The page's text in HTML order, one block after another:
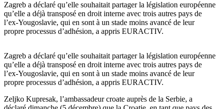
Zagreb a déclaré qu’elle souhaitait partager la législation européenne
qu’elle a déjà transposé en droit interne avec trois autres pays de
l’ex-Yougoslavie, qui en sont à un stade moins avancé de leur
propre processus d’adhésion, a appris EURACTIV.
Zagreb a déclaré qu’elle souhaitait partager la législation européenne
qu’elle a déjà transposé en droit interne avec trois autres pays de
l’ex-Yougoslavie, qui en sont à un stade moins avancé de leur
propre processus d’adhésion, a appris EURACTIV.
Zeljko Kupresak, l’ambassadeur croate auprès de la Serbie, a